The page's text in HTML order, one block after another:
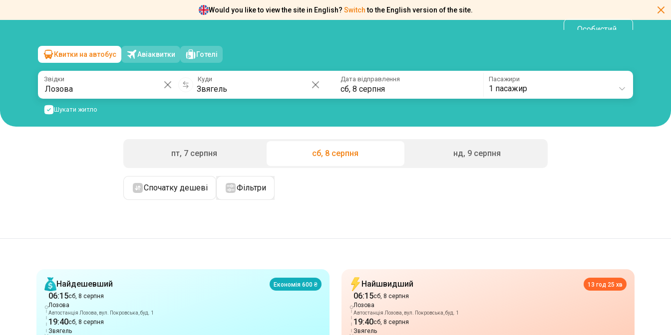
Would you like to view the site in English? Switch to the English version of the site.
Особистий
Лозова→Звягель
сб, 8 серпня/1 пасажир
Квитки на автобус Авіаквитки Готелі
Звідки Куди Дата відправлення
сб, 8 серпня
Пасажири
1 пасажир
Шукати житло
пт, 7 серпня сб, 8 серпня нд, 9 серпня
Спочатку дешеві Фільтри
Найдешевший
Економія 600 ₴
06:15сб, 8 серпня
Лозова
Автостанція Лозова, вул. Покровська, буд. 1
19:40сб, 8 серпня
Звягель
Найшвидший 13 год 25 хв
06:15сб, 8 серпня
Лозова
Автостанція Лозова, вул. Покровська, буд. 1
19:40сб, 8 серпня
Звягель